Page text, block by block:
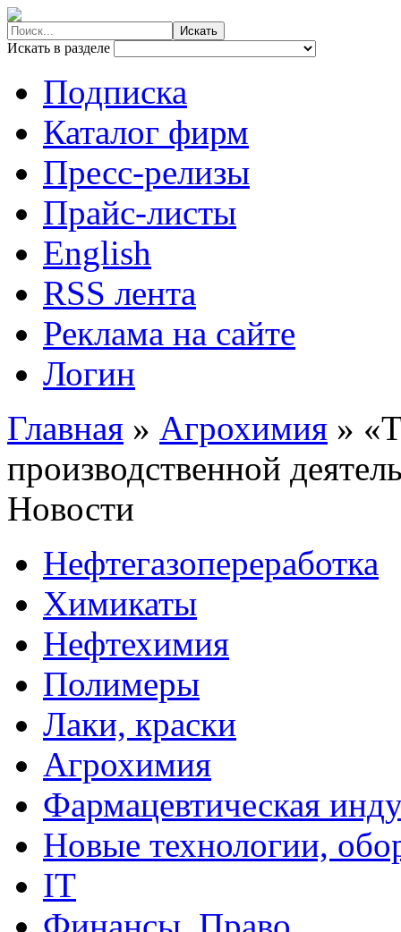
Искать в разделе
Подписка
Каталог фирм
Пресс-релизы
Прайс-листы
English
RSS лента
Реклама на сайте
Логин
Главная » Агрохимия »
производственной
Новости
Нефтегазопереработка
Химикаты
Нефтехимия
Полимеры
Лаки, краски
Агрохимия
Фармацевтическая
Новые технологии,
IT